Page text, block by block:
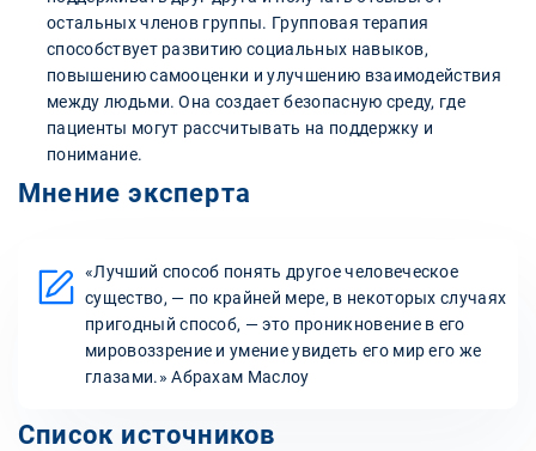
остальных членов группы. Групповая терапия
способствует развитию социальных навыков,
повышению самооценки и улучшению взаимодействия
между людьми. Она создает безопасную среду, где
пациенты могут рассчитывать на поддержку и
понимание.
Мнение эксперта
«Лучший способ понять другое человеческое
существо, — по крайней мере, в некоторых случаях
пригодный способ, — это проникновение в его
мировоззрение и умение увидеть его мир его же
глазами.» Абрахам Маслоу
Список источников